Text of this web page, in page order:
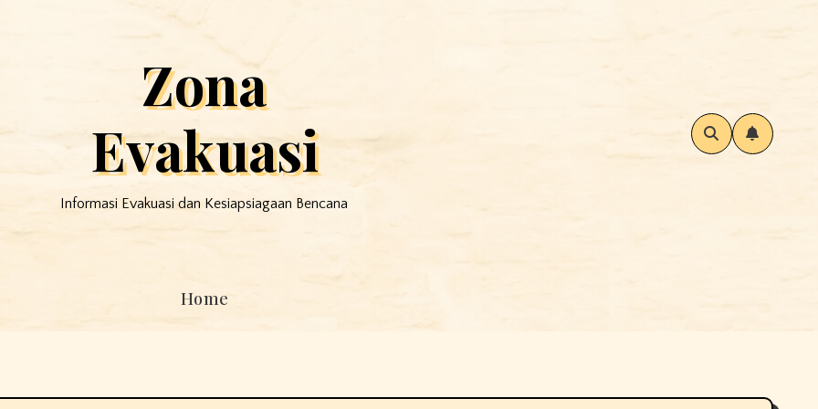
Zona
Evakuasi
Informasi Evakuasi dan Kesiapsiagaan Bencana
Home